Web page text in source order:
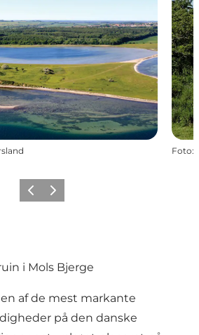
Foto:
ForrigeNæste
i Mols Bjerge
af de mest markante
på den danske